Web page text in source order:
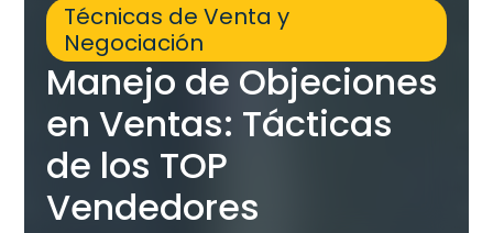
Técnicas de Venta y
Negociación
Manejo de Objeciones
en Ventas: Tácticas
de los TOP
Vendedores